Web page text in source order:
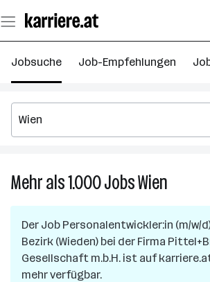
Seiteninhalt
springen
Jobsuche Job-Empfehlungen
Mehr als 1.000JobsWien
Jobs
in
Wien
Der Job Personalentwickler:in (m/w/
Bezirk (Wieden) bei der Firma
Gesellschaft m.b.H. ist auf
mehr verfügbar.